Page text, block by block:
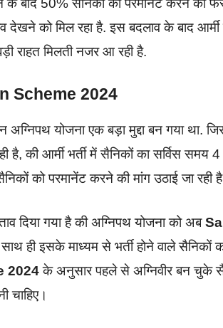
बाद 50% सैनिकों को परमानेंट करने का
देखने को मिल रहा है. इस बदलाव के बाद
राहत मिलती नजर आ रही है.
Scheme 2024
अग्निपथ योजना एक बड़ा मुद्दा बन गया
है, की आर्मी भर्ती में सैनिकों का सर्विस
को परमानेंट करने की मांग उठाई जा रही
दिया गया है की अग्निपथ योजना को अब
साथ ही इसके माध्यम से भर्ती होने वाले सैनिकों
2024के अनुसार पहले से अग्निवीर बन चुके
चाहिए।